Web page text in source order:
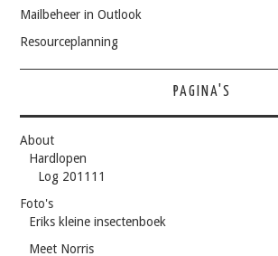
Mailbeheer in Outlook
Resourceplanning
PAGINA'S
About
Hardlopen
Log 201111
Foto's
Eriks kleine insectenboek
Meet Norris